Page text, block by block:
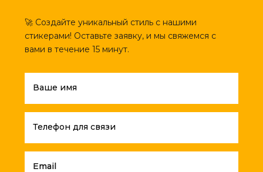
🚀 Создайте уникальный стиль с нашими
стикерами! Оставьте заявку, и мы свяжемся с
вами в течение 15 минут.
Ваше имя
Телефон для связи
Email